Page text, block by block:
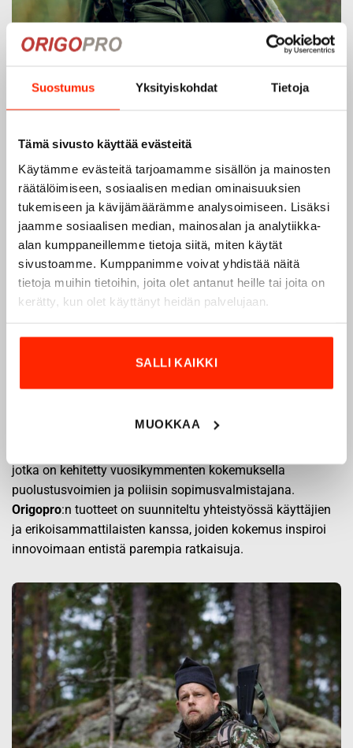
Suostumus Yksityiskohdat Tietoja
Tämä sivusto käyttää evästeitä
Käytämme evästeitä tarjoamamme sisällön ja mainosten
räätälöimiseen, sosiaalisen median ominaisuuksien
tukemiseen ja kävijämäärämme analysoimiseen. Lisäksi
jaamme sosiaalisen median, mainosalan ja analytiikka-
alan kumppaneillemme tietoja siitä, miten käytät
sivustoamme. Kumppanimme voivat yhdistää näitä
tietoja muihin tietoihin, joita olet antanut heille tai joita on
kerätty, kun olet käyttänyt heidän palvelujaan.
SALLI KAIKKI
MUOKKAA
Origopro – Suomalainen laatumerkki vuodesta
1975
ulkoiluvaatetukseen erikoistunut yritys, joka on toiminut
jotka on kehitetty vuosikymmenten kokemuksella
puolustusvoimien ja poliisin sopimusvalmistajana.
Origopro:n tuotteet on suunniteltu yhteistyössä käyttäjien
ja erikoisammattilaisten kanssa, joiden kokemus inspiroi
innovoimaan entistä parempia ratkaisuja.